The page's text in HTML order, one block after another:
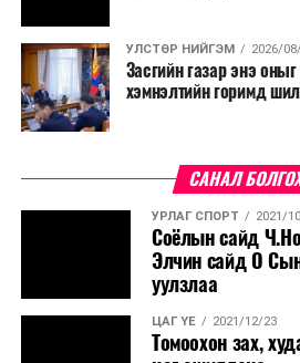
Төсвийн сахилга бат сайжирч,
байдал хэвийн болсон
хязгаарлалтыг үе шаттайгаар
УЛСТӨР НИЙГЭМ 2026/
Засгийн газар энэ
хэмнэлтийн горимд
САНАЛ
УРЛАГ СПОРТ 2021/
Соёлын сайд
Элчин сайд О
уулзлаа
ЦАГ ҮЕ 2021/12/23
Томоохон зах,